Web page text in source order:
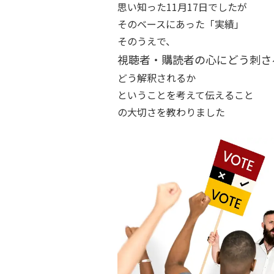
思い知った11月17日でしたが
そのベースにあった「実績」
そのうえで、
視聴者・購読者の心にどう刺
どう解釈されるか
ということを考えて伝えること
の大切さを教わりました